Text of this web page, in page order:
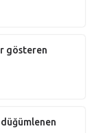
gösteren